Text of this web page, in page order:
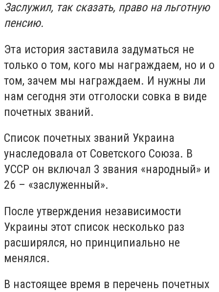
Заслужил, так сказать, право на льготную
пенсию.
Эта история заставила задуматься не
только о том, кого мы награждаем, но и о
том, зачем мы награждаем. И нужны ли
нам сегодня эти отголоски совка в виде
почетных званий.
Список почетных званий Украина
унаследовала от Советского Союза. В
УССР он включал 3 звания «народный» и
26 – «заслуженный».
После утверждения независимости
Украины этот список несколько раз
расширялся, но принципиально не
менялся.
В настоящее время в перечень почетных